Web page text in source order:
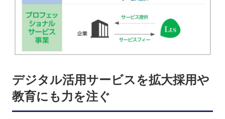
デジタル活用サービスを拡大採用や
教育にも力を注ぐ